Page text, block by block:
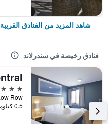
شاهد المزيد من الفنادق القريبة
فنادق رخيصة في سندرلاند
3 نجوم
0.5 كيلومتر عن وسط المدينة